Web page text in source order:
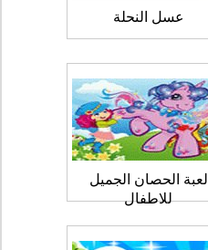
عسل النحلة
لعبة الحصان الجميل
للاطفال